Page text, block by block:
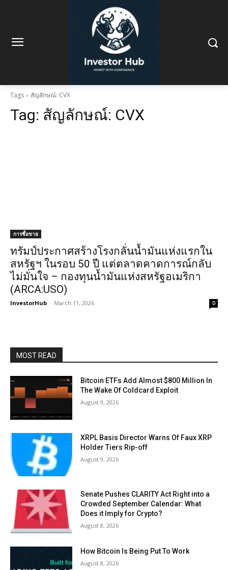
Tags สัญลักษณ์: CVX
Tag: สัญลักษณ์: CVX
การซื้อขาย
ทรัมป์ประกาศสร้างโรงกลั่นน้ำมันแห่งแรกใน
สหรัฐฯ ในรอบ 50 ปี แต่ตลาดคาดการณ์กลับ
ไม่มั่นใจ – กองทุนน้ำมันแห่งสหรัฐอเมริกา
(ARCA:USO)
InvestorHub - March 11, 2026 0
MOST READ
Bitcoin ETFs Add Almost $800 Million In
The Wake Of Coldcard Exploit
August 9, 2026
XRPL Basis Director Warns Of Faux XRP
Holder Tiers Rip-off
August 9, 2026
Senate Pushes CLARITY Act Right into a
Crowded September Calendar: What
Does it Imply for Crypto?
August 8, 2026
How Bitcoin Is Being Put To Work
August 8, 2026